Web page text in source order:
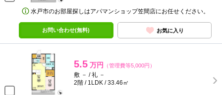
水戸市のお部屋探しはアパマンショップ笠間店にお任せください。
お問い合わせ(無料) お気に入り
5.5 万円 （管理費等5,000円）
敷 － / 礼 －
2階 / 1LDK / 33.46㎡